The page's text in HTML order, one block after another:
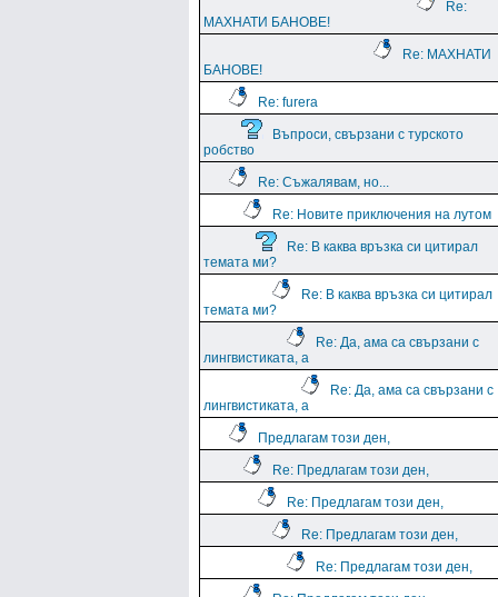
Re:
МАХНАТИ БАНОВЕ!
Re: МАХНАТИ
БАНОВЕ!
Re: furera
Въпроси, свързани с турското
робство
Re: Съжалявам, но...
Re: Новите приключения на лутом
Re: В каква връзка си цитирал
темата ми?
Re: В каква връзка си цитирал
темата ми?
Re: Да, ама са свързани с
лингвистиката, а
Re: Да, ама са свързани с
лингвистиката, а
Предлагам този ден,
Re: Предлагам този ден,
Re: Предлагам този ден,
Re: Предлагам този ден,
Re: Предлагам този ден,